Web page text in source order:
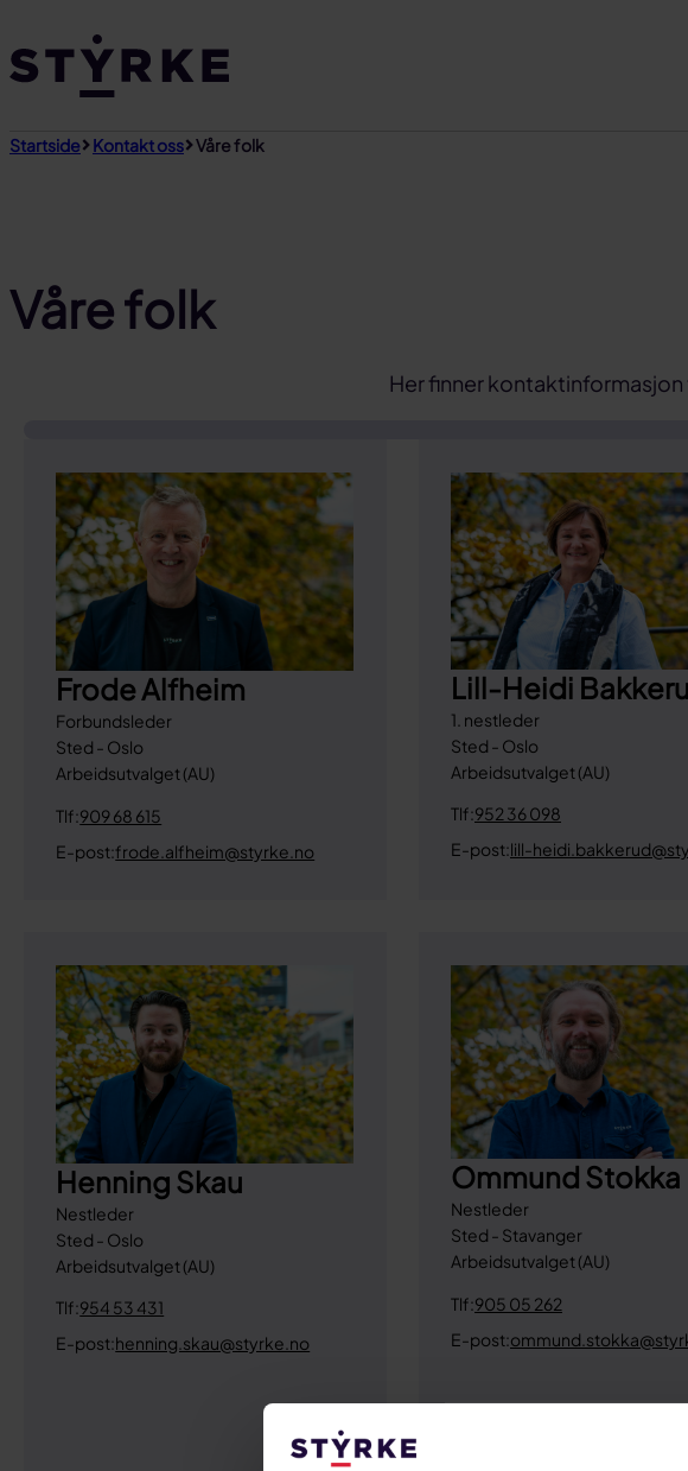
til
innhold
Startside Kontakt oss Våre folk
Våre folk
Her finner
Frode Alfheim
Forbundsleder
Sted - Oslo
Arbeidsutvalget (AU)
Tlf:909 68 615
E-post:frode.alfheim@styrke.no
Lill-Heidi
1. nestleder
Sted - Oslo
Arbeidsutvalget (AU)
Tlf:952 36 098
E-post:lill-
Henning Skau
Nestleder
Sted - Oslo
Arbeidsutvalget (AU)
Tlf:954 53 431
E-post:henning.skau@styrke.no
Ommund Stokka
Nestleder
Sted - Stavanger
Arbeidsutvalget (AU)
Tlf:905 05 262
E-post: